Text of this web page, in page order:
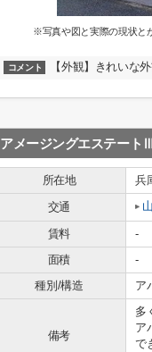
※写真や図と実際の現状と
コメント 【外観】きれいな
アメージングエステートⅢ
所在地 兵
交通
賃料 -
面積
-
種別/構造
ア
備考
多
ア
で